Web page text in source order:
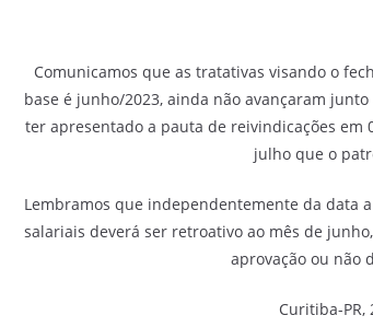
Comunicamos que as tratativas visando o
base é junho/2023, ainda não avançaram
ter apresentado a pauta de reivindicações em
julho que o
Lembramos que independentemente da data
salariais deverá ser retroativo ao mês de
aprovação ou não
Curitiba-PR,